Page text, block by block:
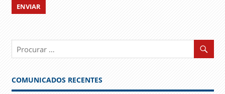
COMUNICADOS RECENTES